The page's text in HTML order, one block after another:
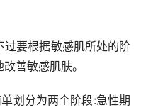
要根据敏感肌所处的阶
善敏感肌肤。
划分为两个阶段:急性期